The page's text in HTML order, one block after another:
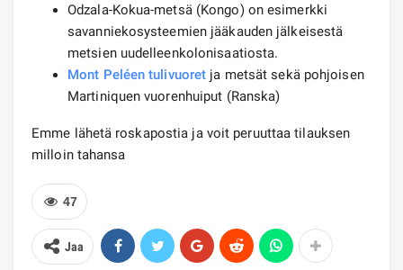
Odzala-Kokua-metsä (Kongo) on esimerkki
savanniekosysteemien jääkauden jälkeisestä
metsien uudelleenkolonisaatiosta.
Mont Peléen tulivuoret ja metsät sekä pohjoisen
Martiniquen vuorenhuiput (Ranska)
Emme lähetä roskapostia ja voit peruuttaa tilauksen
milloin tahansa
47
Jaa